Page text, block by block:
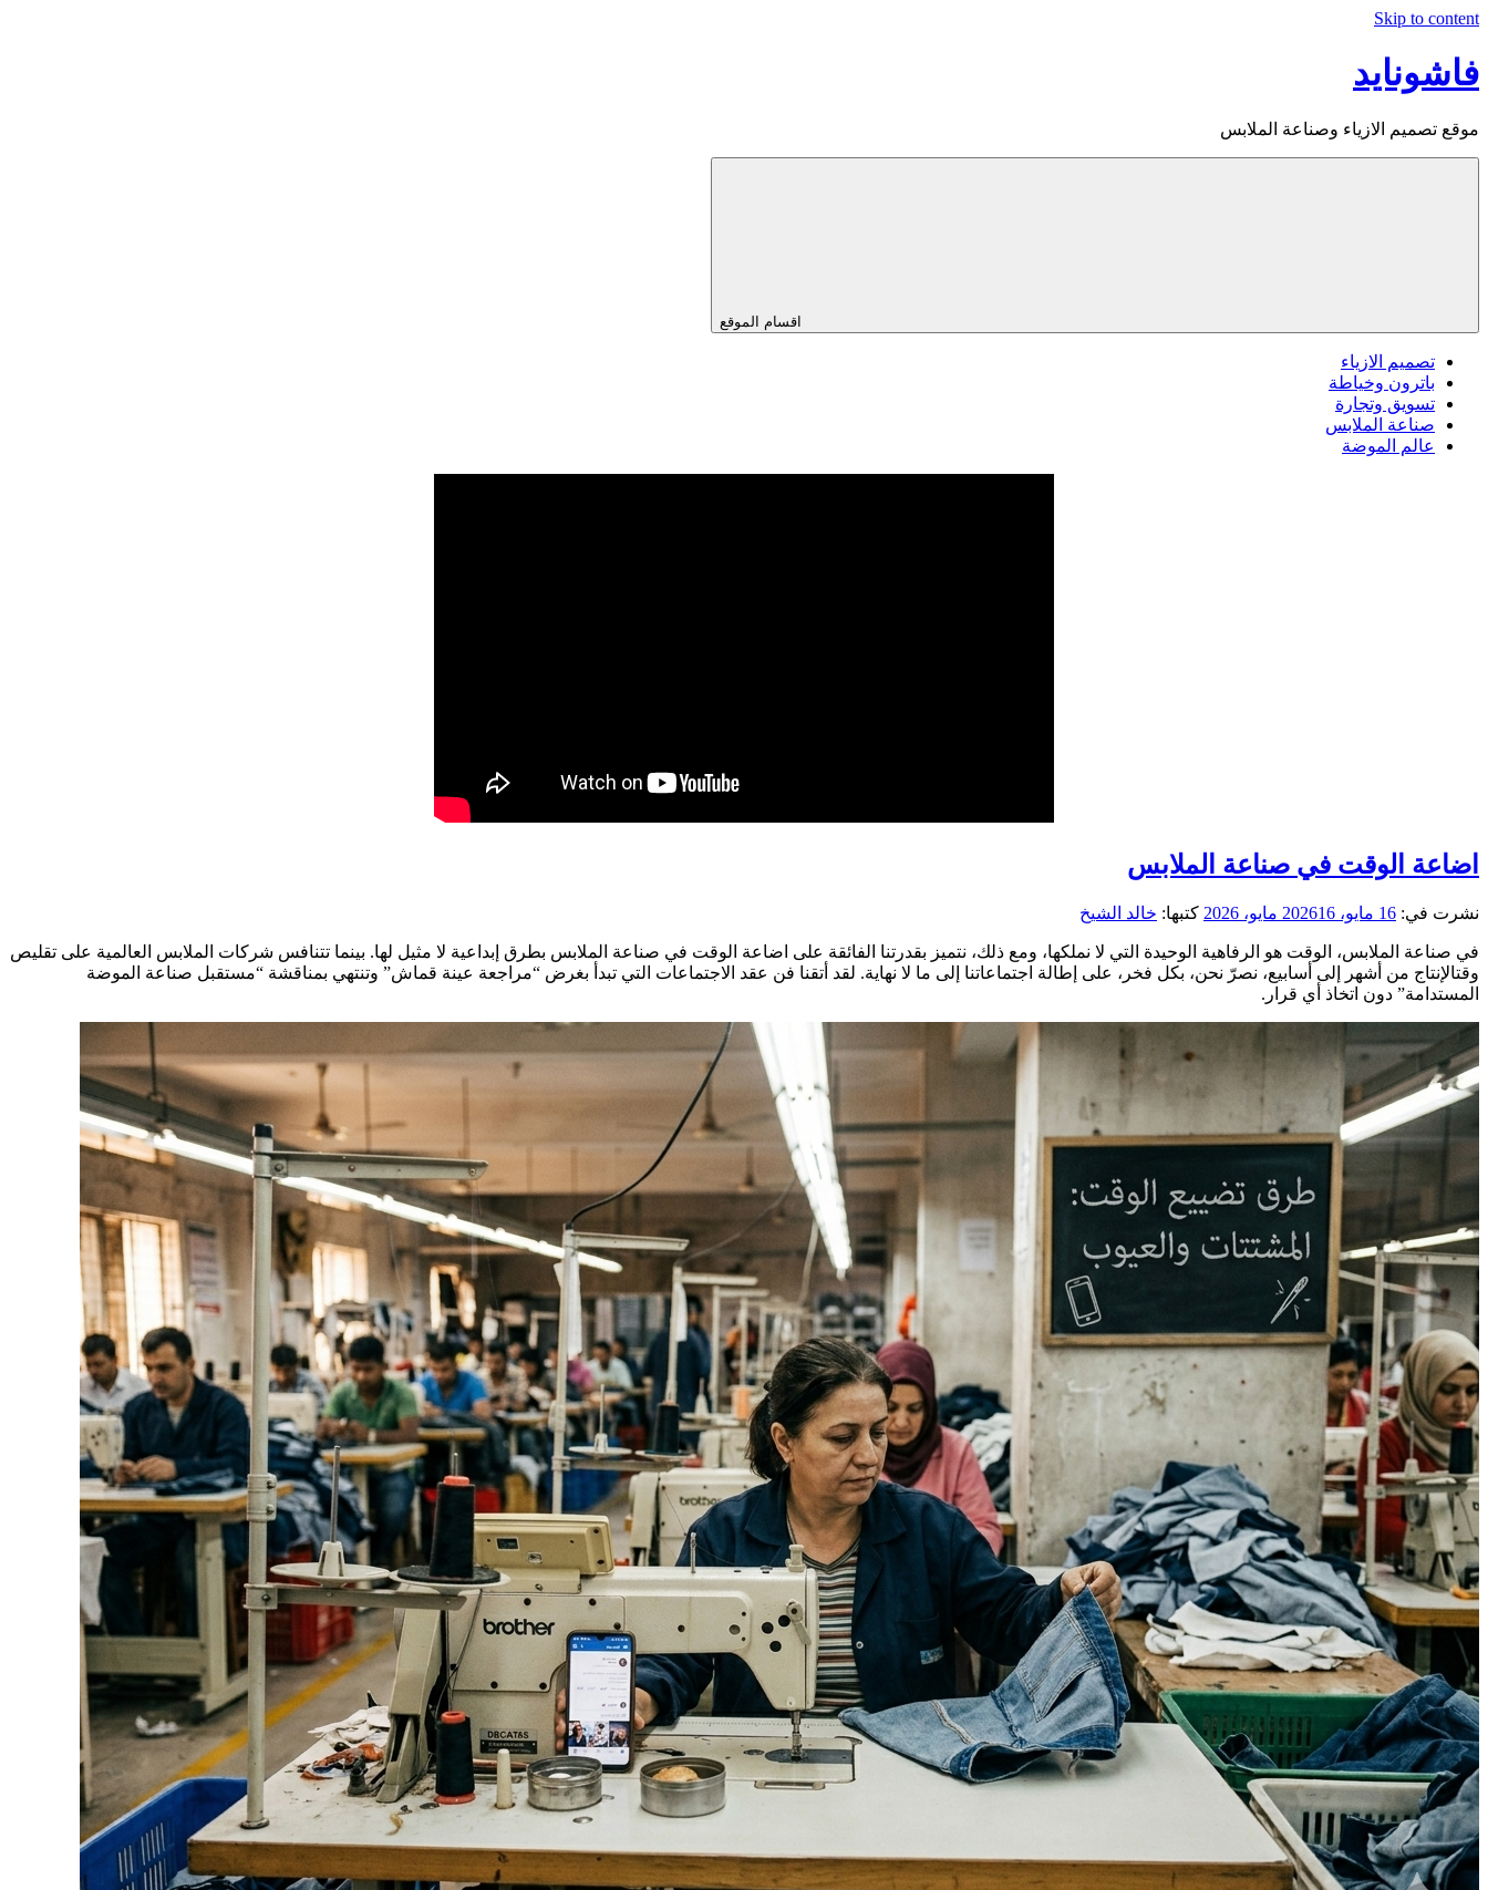
Skip to content
فاشونايد
موقع تصميم الازياء وصناعة الملابس
اقسام الموقع
تصميم الازياء
باترون وخياطة
تسويق وتجارة
صناعة الملابس
عالم الموضة
اضاعة الوقت في صناعة الملابس
نشرت في: 16 مايو، 2026 16 مايو، 2026 كتبها: خالد الشيخ
في صناعة الملابس، الوقت هو الرفاهية الوحيدة التي لا نملكها، ومع ذلك، نتميز بقدرتنا الفائقة على اضاعة الوقت في صناعة الملابس بطرق إبداعية لا مثيل لها. بينما تتنافس شركات الملابس العالمية على تقليص
وقتالإنتاج من أشهر إلى أسابيع، نصرّ نحن، بكل فخر، على إطالة اجتماعاتنا إلى ما لا نهاية. لقد أتقنا فن عقد الاجتماعات التي تبدأ بغرض “مراجعة عينة قماش” وتنتهي بمناقشة “مستقبل صناعة الموضة
المستدامة” دون اتخاذ أي قرار.